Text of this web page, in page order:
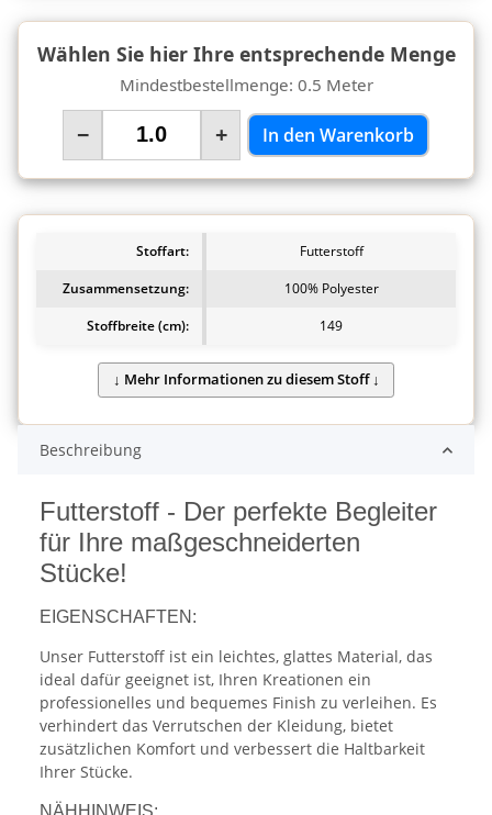
Wählen Sie hier Ihre entsprechende Menge
Mindestbestellmenge: 0.5 Meter
− + In den Warenkorb
Stoffart:
Futterstoff
Zusammensetzung:
100% Polyester
Stoffbreite (cm):
149
Beschreibung
Futterstoff - Der perfekte Begleiter
für Ihre maßgeschneiderten
Stücke!
EIGENSCHAFTEN:
Unser Futterstoff ist ein leichtes, glattes Material, das
ideal dafür geeignet ist, Ihren Kreationen ein
professionelles und bequemes Finish zu verleihen. Es
verhindert das Verrutschen der Kleidung, bietet
zusätzlichen Komfort und verbessert die Haltbarkeit
Ihrer Stücke.